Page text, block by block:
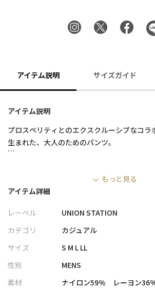
アイテム説明 サイズガイド
アイテム説明
プロスペリティとのエクスクルーシブなコラ
生まれた、大人のためのパンツ。
バックポケットのラインとサイドポケットの
ポンチ素材はジャージー素材の一種で、手触
ストレッチ性や滑らかさを持ちつつも、ハリ
になりにくいことが魅力です。
もっと見る
アイテム詳細
レーベル
UNION STATION
カテゴリ
カジュアル
サイズ
S M L LL
性別
MENS
素材
ナイロン59% レーヨン